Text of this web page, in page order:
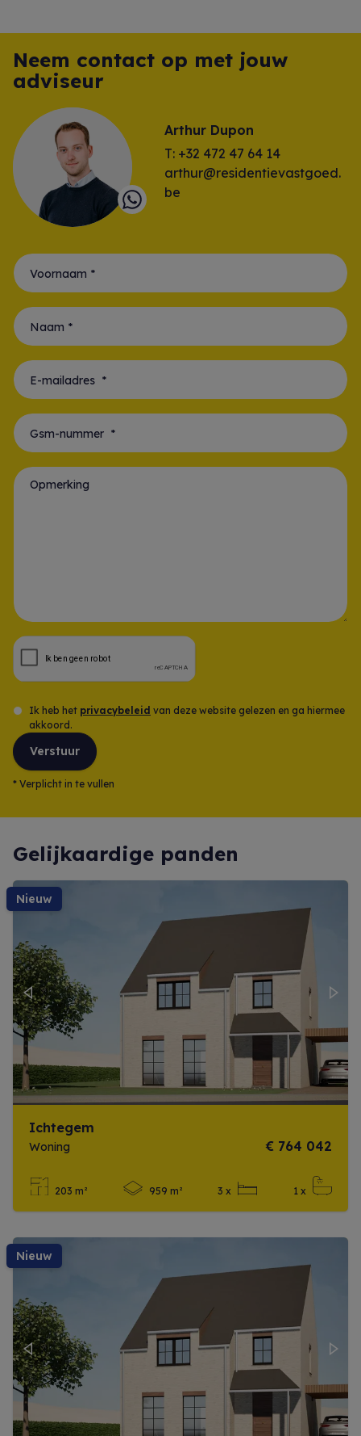
Neem contact op met jouw
adviseur
Arthur Dupon
T: +32 472 47 64 14
arthur@residentievastgoed.
be
Ik heb het privacybeleid van deze website gelezen en ga hiermee
akkoord.
Verstuur
* Verplicht in te vullen
Gelijkaardige panden
nieuw
Previous Next
Ichtegem
Woning € 764 042
203 m² 959 m² 3 x 1 x
nieuw
Previous Next